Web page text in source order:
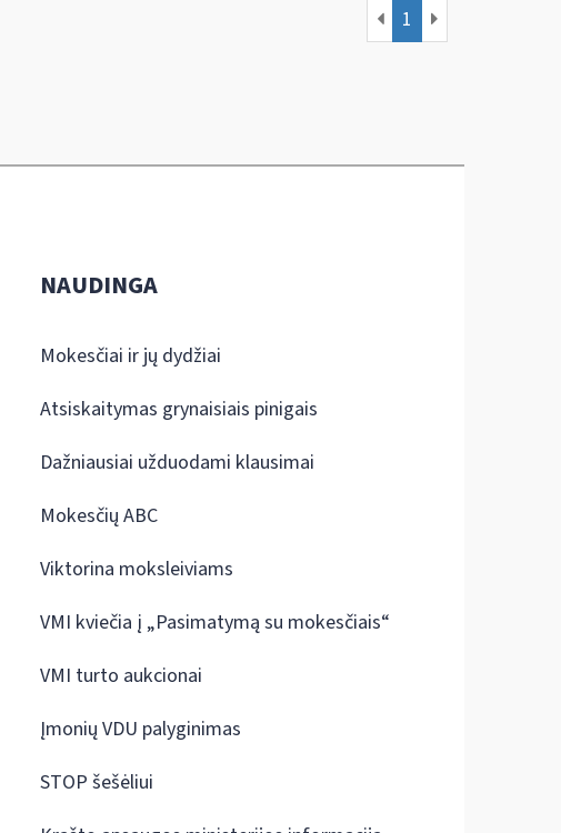
1
NAUDINGA
Mokesčiai ir jų dydžiai
Atsiskaitymas grynaisiais pinigais
Dažniausiai užduodami klausimai
Mokesčių ABC
Viktorina moksleiviams
VMI kviečia į „Pasimatymą su mokesčiais“
VMI turto aukcionai
Įmonių VDU palyginimas
STOP šešėliui